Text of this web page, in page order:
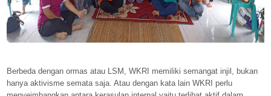
Berbeda dengan ormas atau LSM, WKRI memiliki semangat injil, bukan
hanya aktivisme semata saja. Atau dengan kata lain WKRI perlu